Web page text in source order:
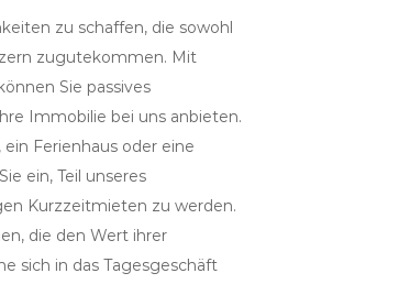
zu schaffen, die sowohl
zugutekommen. Mit
Sie passives
Immobilie bei uns anbieten.
Ferienhaus oder eine
ein, Teil unseres
Kurzzeitmieten zu werden.
die den Wert ihrer
sich in das Tagesgeschäft